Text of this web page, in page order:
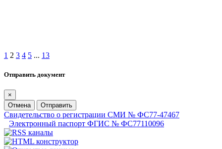
1 2 3 4 5 ... 13
Отправить документ
×
Отмена
Отправить
Свидетельство о регистрации СМИ № ФС77-47467
Электронный паспорт ФГИС № ФС77110096